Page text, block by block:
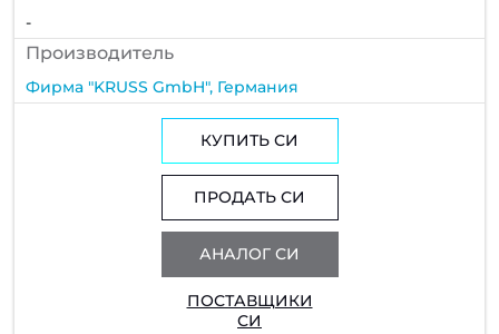
-
Производитель
Фирма "KRUSS GmbH", Германия
КУПИТЬ СИ
ПРОДАТЬ СИ
АНАЛОГ СИ
ПОСТАВЩИКИ
СИ